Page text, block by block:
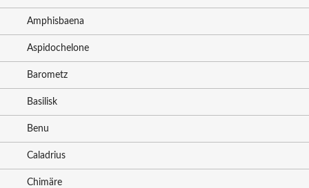
Amphisbaena
Aspidochelone
Barometz
Basilisk
Benu
Caladrius
Chimäre